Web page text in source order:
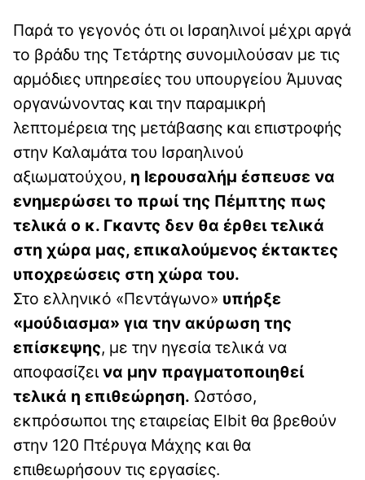
Παρά το γεγονός ότι οι Ισραηλινοί μέχρι αργά
το βράδυ της Τετάρτης συνομιλούσαν με τις
αρμόδιες υπηρεσίες του υπουργείου Άμυνας
οργανώνοντας και την παραμικρή
λεπτομέρεια της μετάβασης και επιστροφής
στην Καλαμάτα του Ισραηλινού
αξιωματούχου, η Ιερουσαλήμ έσπευσε να
ενημερώσει το πρωί της Πέμπτης πως
τελικά ο κ. Γκαντς δεν θα έρθει τελικά
στη χώρα μας, επικαλούμενος έκτακτες
υποχρεώσεις στη χώρα του.
Στο ελληνικό «Πεντάγωνο» υπήρξε
«μούδιασμα» για την ακύρωση της
επίσκεψης, με την ηγεσία τελικά να
αποφασίζει να μην πραγματοποιηθεί
τελικά η επιθεώρηση. Ωστόσο,
εκπρόσωποι της εταιρείας Elbit θα βρεθούν
στην 120 Πτέρυγα Μάχης και θα
επιθεωρήσουν τις εργασίες.